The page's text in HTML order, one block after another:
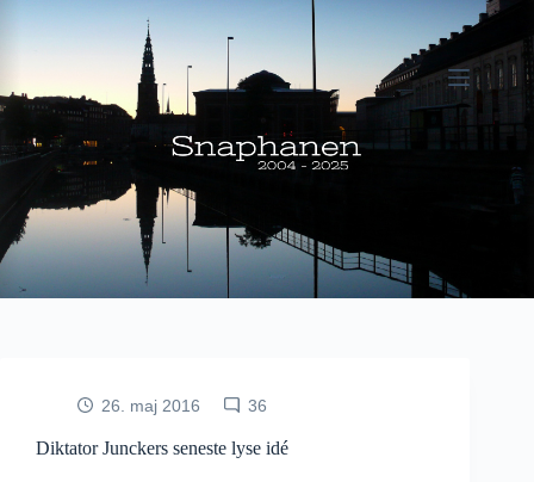
26. maj 2016 36
Diktator Junckers seneste lyse idé